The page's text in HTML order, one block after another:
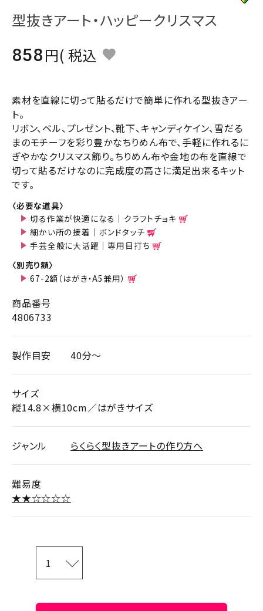
ACCOUNT MENU
meeting_room ログイン person
型抜きアート・ハッピークリスマス
858
税込
素材を直線に切って貼るだけで簡単に作れる型抜きアー
ト。
リボン、ベル、プレゼント、靴下、キャンディケイン、雪だる
まのモチーフを彩り豊かなちりめん布で、手軽に作れるに
ぎやかなクリスマス飾り。ちりめん布や金地の布を直線で
切って貼るだけなのに完成度の高さに満足出来るキット
です。
〈必要な道具〉
切る作業が快適になる｜クラフトチョキ
細かい所の接着｜ボンドタッチ
手芸全般に大活躍｜専用目打ち
〈別売り額〉
67-2額（はがき・A5兼用）
商品番号
4806733
製作目安 40分～
サイズ
縦14.8×横10cm／はがきサイズ
ジャンル らくらく型抜きアートの作り方へ
難易度
★★☆☆☆☆